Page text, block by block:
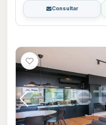
Consultar